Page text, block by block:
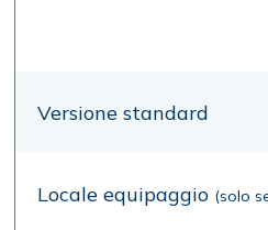
Versione standard
Locale equipaggio (solo